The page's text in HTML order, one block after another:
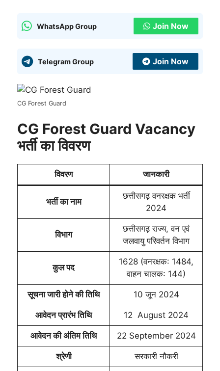
WhatsApp Group Join Now
Telegram Group Join Now
CG Forest Guard
CG Forest Guard Vacancy
भर्ती का विवरण
विवरण जानकारी
भर्ती का नाम
छत्तीसगढ़ वनरक्षक भर्ती
2024
विभाग
छत्तीसगढ़ राज्य, वन एवं
जलवायु परिवर्तन विभाग
कुल पद
1628 (वनरक्षक: 1484,
वाहन चालक: 144)
सूचना जारी होने की तिथि 10 जून 2024
आवेदन प्रारंभ तिथि 12 August 2024
आवेदन की अंतिम तिथि 22 September 2024
श्रेणी सरकारी नौकरी